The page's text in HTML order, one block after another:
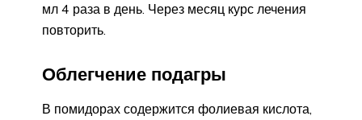
мл 4 раза в день. Через месяц курс лечения
повторить.
Облегчение подагры
В помидорах содержится фолиевая кислота,